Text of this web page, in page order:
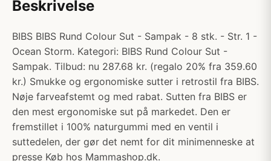
Beskrivelse
BIBS BIBS Rund Colour Sut - Sampak - 8 stk. - Str. 1 -
Ocean Storm. Kategori: BIBS Rund Colour Sut -
Sampak. Tilbud: nu 287.68 kr. (regalo 20% fra 359.60
kr.) Smukke og ergonomiske sutter i retrostil fra BIBS.
Nøje farveafstemt og med rabat. Sutten fra BIBS er
den mest ergonomiske sut på markedet. Den er
fremstillet i 100% naturgummi med en ventil i
suttedelen, der gør det nemt for dit minimenneske at
presse Køb hos Mammashop.dk.